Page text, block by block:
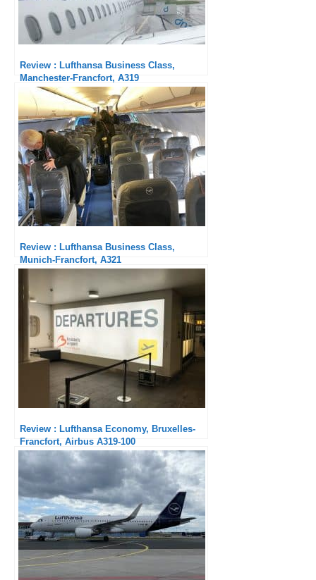
Review : Lufthansa Business Class,
Manchester-Francfort, A319
Review : Lufthansa Business Class,
Munich-Francfort, A321
Review : Lufthansa Economy, Bruxelles-
Francfort, Airbus A319-100